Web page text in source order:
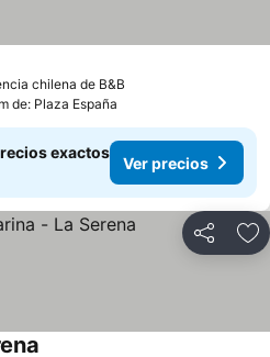
chilena de B&B
de: Plaza España
exactos
Ver precios
Compartir